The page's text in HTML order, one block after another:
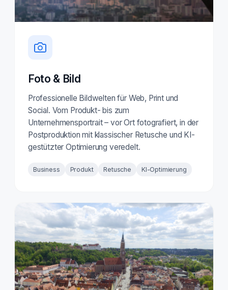
Foto & Bild
Professionelle Bildwelten für Web, Print und
Social. Vom Produkt- bis zum
Unternehmensportrait – vor Ort fotografiert, in der
Postproduktion mit klassischer Retusche und KI-
gestützter Optimierung veredelt.
Business Produkt Retusche KI-Optimierung